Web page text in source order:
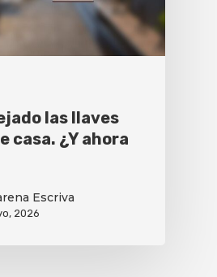
las llaves
casa. ¿Y ahora
Escriva
2026